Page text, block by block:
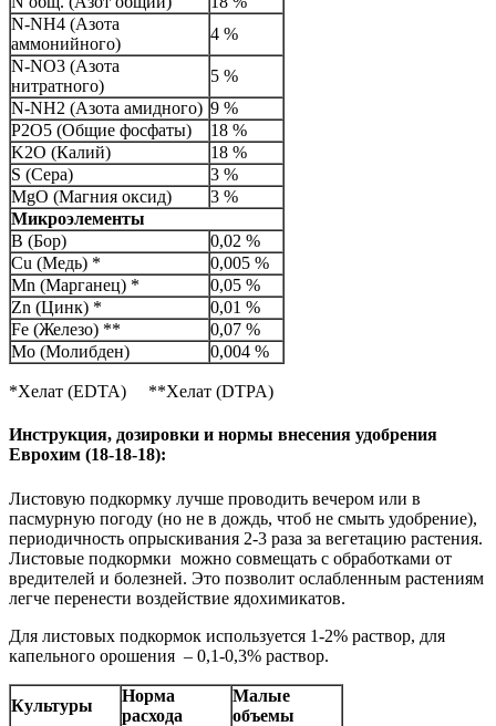
N-NH4 (Азота
аммонийного)
4 %
N-NO3 (Азота
нитратного)
5 %
N-NH2 (Азота амидного) 9 %
P2O5 (Общие фосфаты)
18 %
K2O (Калий)
18 %
S (Сера)
3 %
MgO (Магния оксид)
3 %
Микроэлементы
B (Бор)
0,02 %
Cu (Медь) *
0,005 %
Mn (Марганец) *
0,05 %
Zn (Цинк) *
0,01 %
Fe (Железо) **
0,07 %
Mo (Молибден)
0,004 %
*Хелат (EDTA) **Хелат (DTPA)
Инструкция, дозировки и нормы внесения удобрения
Еврохим (18-18-18):
Листовую подкормку лучше проводить вечером или в
пасмурную погоду (но не в дождь, чтоб не смыть удобрение),
периодичность опрыскивания 2-3 раза за вегетацию растения.
Листовые подкормки можно совмещать с обработками от
вредителей и болезней. Это позволит ослабленным растениям
легче перенести воздействие ядохимикатов.
Для листовых подкормок используется 1-2% раствор, для
капельного орошения – 0,1-0,3% раствор.
Культуры
Норма
расхода
Малые
объемы